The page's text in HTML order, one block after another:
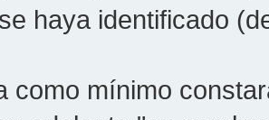
haya identificado
como mínimo